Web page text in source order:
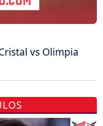
vs Olimpia